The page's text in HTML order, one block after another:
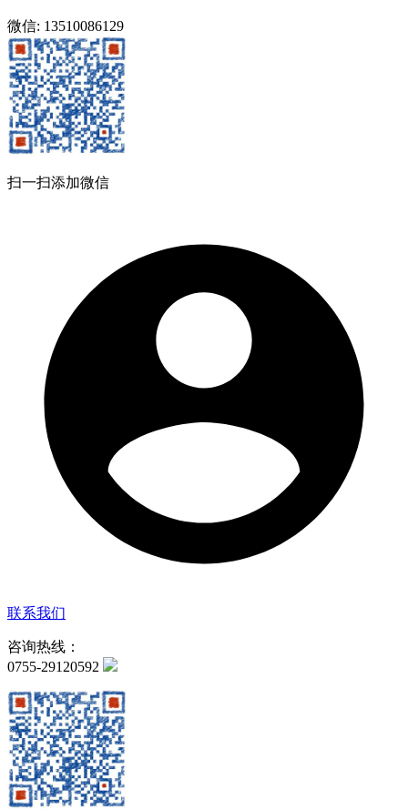
微信: 13510086129
扫一扫添加微信
联系我们
咨询热线：
0755-29120592